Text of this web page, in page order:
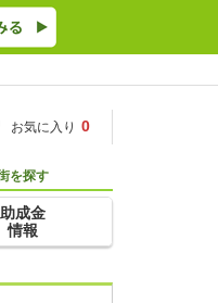
お気に入り 0
を探す
助成金
情報